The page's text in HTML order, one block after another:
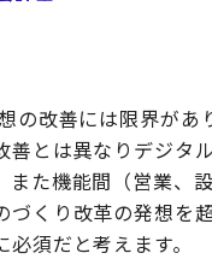
の改善には限界があ
善とは異なりデジ
た機能間（営業、
づくり改革の発想を
須だと考えます。